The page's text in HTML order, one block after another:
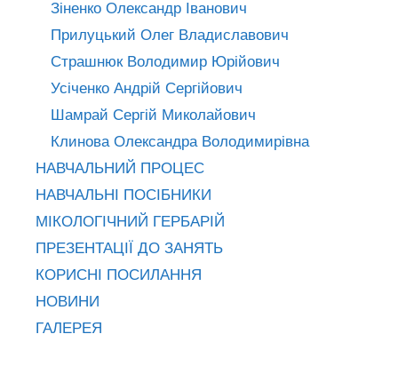
Зіненко Олександр Іванович
Прилуцький Олег Владиславович
Страшнюк Володимир Юрійович
Усіченко Андрій Сергійович
Шамрай Сергій Миколайович
Клинова Олександра Володимирівна
НАВЧАЛЬНИЙ ПРОЦЕС
НАВЧАЛЬНІ ПОСІБНИКИ
МІКОЛОГІЧНИЙ ГЕРБАРІЙ
ПРЕЗЕНТАЦІЇ ДО ЗАНЯТЬ
КОРИСНІ ПОСИЛАННЯ
НОВИНИ
ГАЛЕРЕЯ